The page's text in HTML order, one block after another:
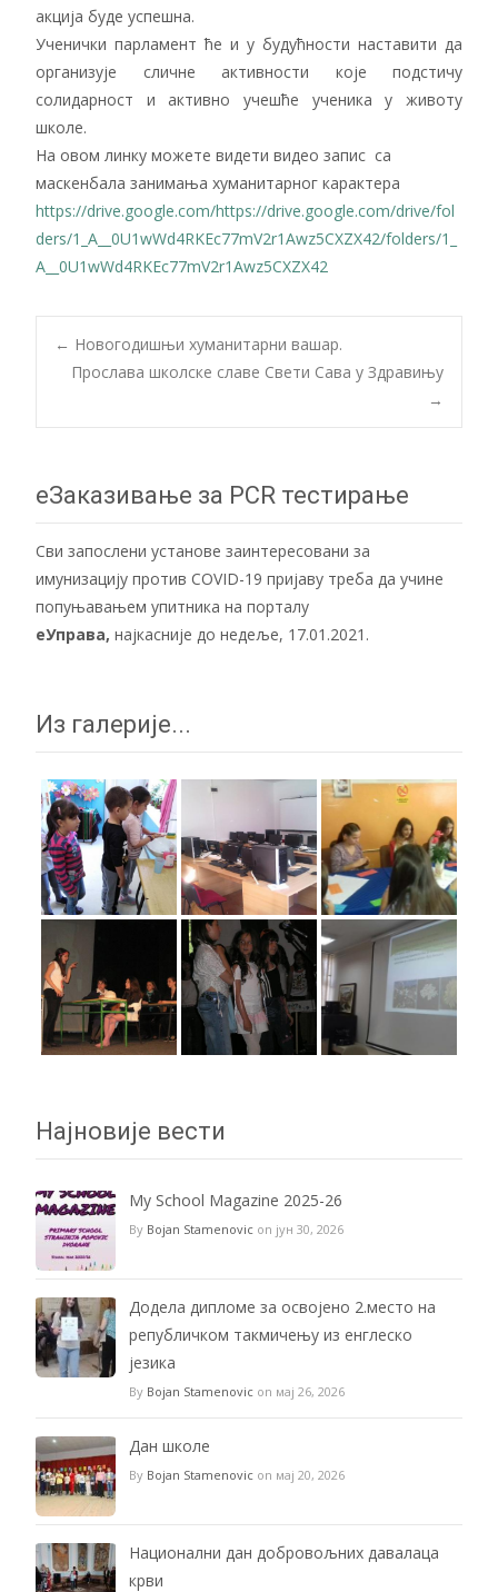
акција буде успешна.
Ученички парламент ће и у будућности наставити да
организује сличне активности које подстичу
солидарност и активно учешће ученика у животу
школе.
На овом линку можете видети видео запис са
маскенбала занимања хуманитарног карактера
https://drive.google.com/https://drive.google.com/drive/fol
ders/1_A__0U1wWd4RKEc77mV2r1Awz5CXZX42/folders/1_
A__0U1wWd4RKEc77mV2r1Awz5CXZX42
Post
navigation
← Новогодишњи хуманитарни вашар.
Прослава школске славе Свети Сава у Здравињу
→
еЗаказивање за PCR тестирање
Сви запослени установе заинтересовани за
имунизацију против COVID-19 пријаву треба да учине
попуњавањем упитника на порталу
еУправа, најкасније до недеље, 17.01.2021.
Из галерије...
Најновије вести
My School Magazine 2025-26
By Bojan Stamenovic on јун 30, 2026
Додела дипломе за освојено 2.место на
републичком такмичењу из енглеско
језика
By Bojan Stamenovic on мај 26, 2026
Дан школе
By Bojan Stamenovic on мај 20, 2026
Национални дан добровољних давалаца
крви